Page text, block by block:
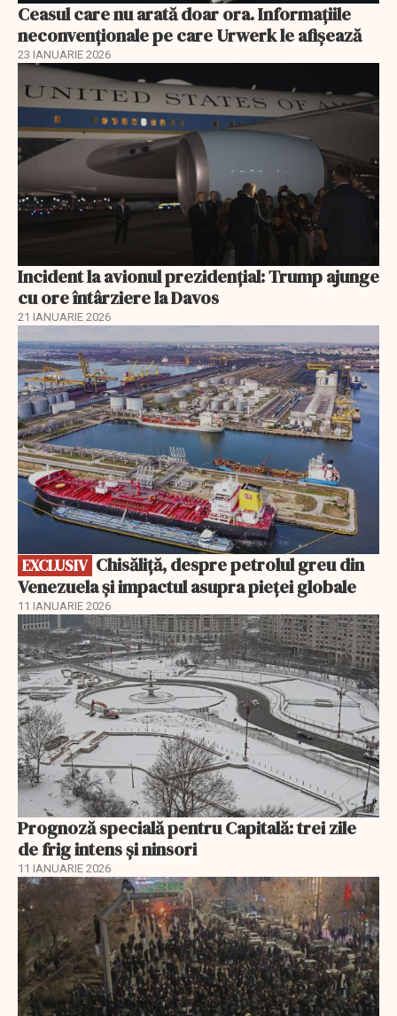
Ceasul care nu arată doar ora. Informațiile
neconvenționale pe care Urwerk le afișează
23 IANUARIE 2026
Incident la avionul prezidențial: Trump ajunge
cu ore întârziere la Davos
21 IANUARIE 2026
EXCLUSIV
EXCLUSIV
Venezuela și impactul asupra pieței globale
11 IANUARIE 2026
Prognoză specială pentru Capitală: trei zile
de frig intens și ninsori
11 IANUARIE 2026